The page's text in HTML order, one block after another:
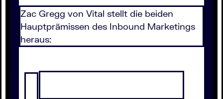
Zac Gregg von Vital stellt die beiden
Hauptprämissen des Inbound Marketings
heraus: